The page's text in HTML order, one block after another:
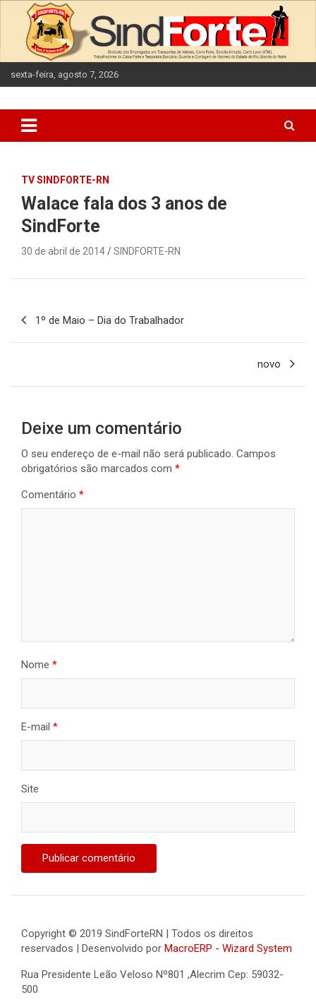
content
sexta-feira, agosto 7, 2026
TV SINDFORTE-RN
Walace fala dos 3 anos de
SindForte
30 de abril de 2014 SINDFORTE-RN
1º de Maio – Dia do Trabalhador
novo
Deixe um comentário
O seu endereço de e-mail não será publicado. Campos
obrigatórios são marcados com *
Comentário *
Nome *
E-mail *
Site
Copyright © 2019 SindForteRN | Todos os direitos
reservados | Desenvolvido por MacroERP - Wizard System
Rua Presidente Leão Veloso Nº801 ,Alecrim Cep: 59032-
500